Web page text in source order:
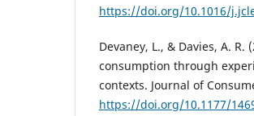
https://doi.org/10.1016/
Devaney, L., & Davies, A.
consumption through
contexts. Journal of
https://doi.org/10.1177/